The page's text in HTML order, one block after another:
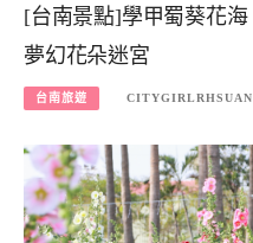
[台南景點]學甲蜀葵花
夢幻花朵迷宮
台南旅遊 CITYGIRLRHSUAN